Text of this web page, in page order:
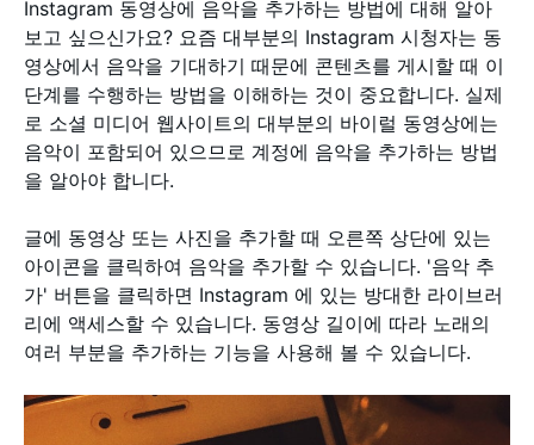
Instagram 동영상에 음악을 추가하는 방법에 대해 알아
보고 싶으신가요? 요즘 대부분의 Instagram 시청자는 동
영상에서 음악을 기대하기 때문에 콘텐츠를 게시할 때 이
단계를 수행하는 방법을 이해하는 것이 중요합니다. 실제
로 소셜 미디어 웹사이트의 대부분의 바이럴 동영상에는
음악이 포함되어 있으므로 계정에 음악을 추가하는 방법
을 알아야 합니다.
글에 동영상 또는 사진을 추가할 때 오른쪽 상단에 있는
아이콘을 클릭하여 음악을 추가할 수 있습니다. '음악 추
가' 버튼을 클릭하면 Instagram 에 있는 방대한 라이브러
리에 액세스할 수 있습니다. 동영상 길이에 따라 노래의
여러 부분을 추가하는 기능을 사용해 볼 수 있습니다.